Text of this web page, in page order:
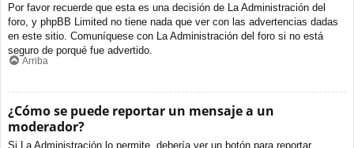
Por favor recuerde que esta es una decisión de La Administración del
foro, y phpBB Limited no tiene nada que ver con las advertencias dadas
en este sitio. Comuníquese con La Administración del foro si no está
seguro de porqué fue advertido.
Arriba
¿Cómo se puede reportar un mensaje a un
moderador?
Si La Administración lo permite, debería ver un botón para reportar